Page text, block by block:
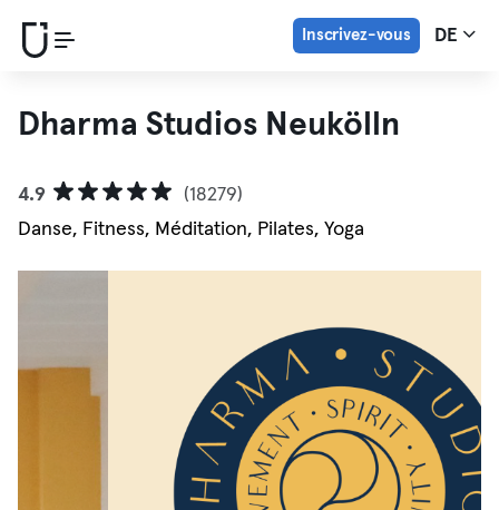
Inscrivez-vous DE
Dharma Studios Neukölln
4.9
(18279)
Danse, Fitness, Méditation, Pilates, Yoga